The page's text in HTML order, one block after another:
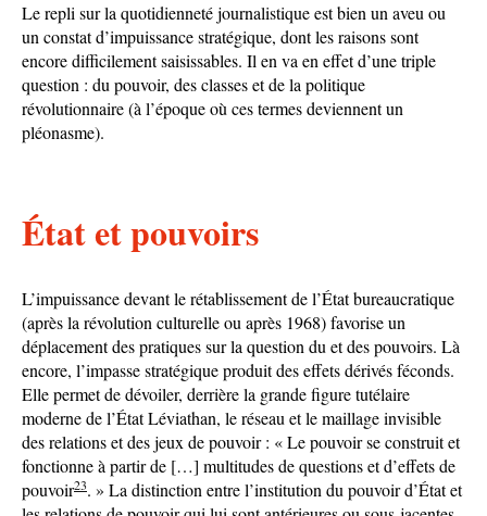
Le repli sur la quotidienneté journalistique est bien un aveu ou
un constat d’impuissance stratégique, dont les raisons sont
encore difficilement saisissables. Il en va en effet d’une triple
question : du pouvoir, des classes et de la politique
révolutionnaire (à l’époque où ces termes deviennent un
pléonasme).
État et pouvoirs
L’impuissance devant le rétablissement de l’État bureaucratique
(après la révolution culturelle ou après 1968) favorise un
déplacement des pratiques sur la question du et des pouvoirs. Là
encore, l’impasse stratégique produit des effets dérivés féconds.
Elle permet de dévoiler, derrière la grande figure tutélaire
moderne de l’État Léviathan, le réseau et le maillage invisible
des relations et des jeux de pouvoir : « Le pouvoir se construit et
fonctionne à partir de […] multitudes de questions et d’effets de
pouvoir23. » La distinction entre l’institution du pouvoir d’État et